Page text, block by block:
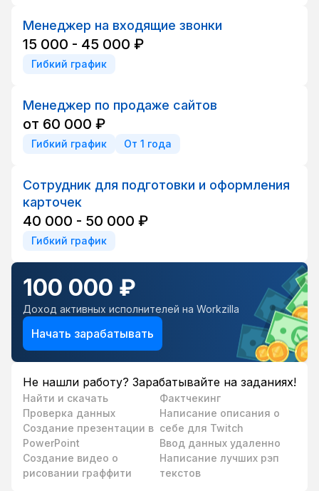
Менеджер на входящие звонки
15 000 - 45 000 ₽
Гибкий график
Менеджер по продаже сайтов
от 60 000 ₽
Гибкий график От 1 года
Сотрудник для подготовки и оформления
карточек
40 000 - 50 000 ₽
Гибкий график
100 000 ₽
Доход активных исполнителей на Workzilla
Начать зарабатывать
Не нашли работу? Зарабатывайте на заданиях!
Найти и скачать
Проверка данных
Создание презентации в
PowerPoint
Создание видео о
рисовании граффити
Фактчекинг
Написание описания о
себе для Twitch
Ввод данных удаленно
Написание лучших рэп
текстов